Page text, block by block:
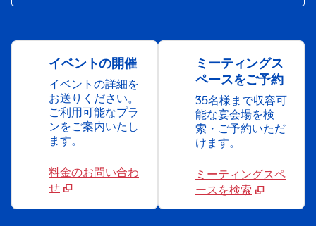
イベントの開催
イベントの詳細を
お送りください。
ご利用可能なプラ
ンをご案内いたし
ます。
料金のお問い合わ
せ
ミーティングス
ペースをご予約
35名様まで収容可
能な宴会場を検
索・ご予約いただ
けます。
ミーティングスペ
ースを検索